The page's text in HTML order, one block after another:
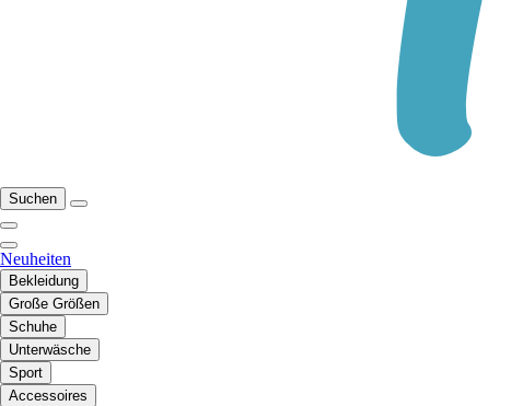
Suchen
Neuheiten
Bekleidung
Große Größen
Schuhe
Unterwäsche
Sport
Accessoires